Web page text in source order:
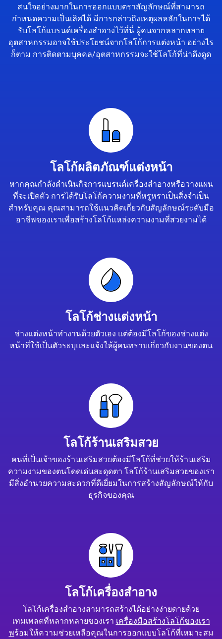
สนใจอย่างมากในการออกแบบตราสัญลักษณ์ที่สามารถ
กำหนดความเป็นเลิศได้ มีการกล่าวถึงเหตุผลหลักในการได้
รับโลโก้แบรนด์เครื่องสำอางไว้ที่นี่ ผู้คนจากหลากหลาย
อุตสาหกรรมอาจใช้ประโยชน์จากโลโก้การแต่งหน้า อย่างไร
ก็ตาม การติดตามบุคคล/อุตสาหกรรมจะใช้โลโก้ที่น่าดึงดูด
โลโก้ผลิตภัณฑ์แต่งหน้า
หากคุณกำลังดำเนินกิจการแบรนด์เครื่องสำอางหรือวางแผน
ที่จะเปิดตัว การได้รับโลโก้ความงามที่หรูหราเป็นสิ่งจำเป็น
สำหรับคุณ คุณสามารถใช้แนวคิดเกี่ยวกับสัญลักษณ์ระดับมือ
อาชีพของเราเพื่อสร้างโลโก้แหล่งความงามที่สวยงามได้
โลโก้ช่างแต่งหน้า
ช่างแต่งหน้าทำงานด้วยตัวเอง แต่ต้องมีโลโก้ของช่างแต่ง
หน้าที่ใช้เป็นตัวระบุและแจ้งให้ผู้คนทราบเกี่ยวกับงานของตน
โลโก้ร้านเสริมสวย
คนที่เป็นเจ้าของร้านเสริมสวยต้องมีโลโก้ที่ช่วยให้ร้านเสริม
ความงามของตนโดดเด่นสะดุดตา โลโก้ร้านเสริมสวยของเรา
มีสิ่งอำนวยความสะดวกที่ดีเยี่ยมในการสร้างสัญลักษณ์ให้กับ
ธุรกิจของคุณ
โลโก้เครื่องสำอาง
โลโก้เครื่องสำอางสามารถสร้างได้อย่างง่ายดายด้วย
เทมเพลตที่หลากหลายของเรา เครื่องมือสร้างโลโก้ของเรา
พร้อมให้ความช่วยเหลือคุณในการออกแบบโลโก้ที่เหมาะสม